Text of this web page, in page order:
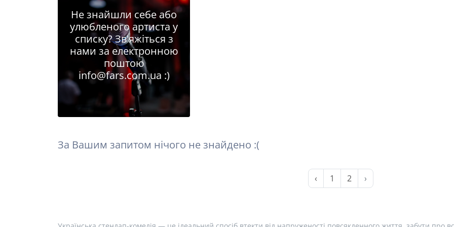
Не знайшли себе або
улюбленого артиста у
списку? Зв'яжіться з
нами за електронною
поштою
info@fars.com.ua :)
За Вашим запитом нічого не знайдено :(
‹ 1 2 ›